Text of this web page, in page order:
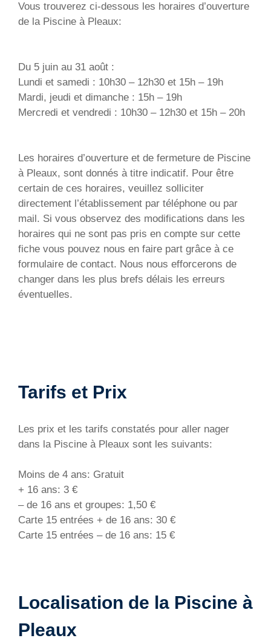
Vous trouverez ci-dessous les horaires d’ouverture
de la Piscine à Pleaux:
Du 5 juin au 31 août :
Lundi et samedi : 10h30 – 12h30 et 15h – 19h
Mardi, jeudi et dimanche : 15h – 19h
Mercredi et vendredi : 10h30 – 12h30 et 15h – 20h
Les horaires d’ouverture et de fermeture de Piscine
à Pleaux, sont donnés à titre indicatif. Pour être
certain de ces horaires, veuillez solliciter
directement l’établissement par téléphone ou par
mail. Si vous observez des modifications dans les
horaires qui ne sont pas pris en compte sur cette
fiche vous pouvez nous en faire part grâce à ce
formulaire de contact. Nous nous efforcerons de
changer dans les plus brefs délais les erreurs
éventuelles.
Tarifs et Prix
Les prix et les tarifs constatés pour aller nager
dans la Piscine à Pleaux sont les suivants:
Moins de 4 ans: Gratuit
+ 16 ans: 3 €
– de 16 ans et groupes: 1,50 €
Carte 15 entrées + de 16 ans: 30 €
Carte 15 entrées – de 16 ans: 15 €
Localisation de la Piscine à
Pleaux